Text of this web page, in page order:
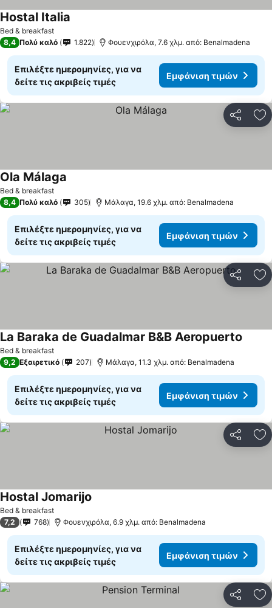
Bed & breakfast
Hostal Italia
8,4 Πολύ καλό 1.822 Φουενχιρόλα, 7.6 χλμ. από: Benalmadena
Επιλέξτε ημερομηνίες, για να
δείτε τις ακριβείς τιμές
Εμφάνιση τιμών
Bed & breakfast
Ola Málaga
8,4 Πολύ καλό 305 Μάλαγα, 19.6 χλμ. από: Benalmadena
Επιλέξτε ημερομηνίες, για να
δείτε τις ακριβείς τιμές
Εμφάνιση τιμών
Bed & breakfast
La Baraka de Guadalmar B&B Aeropuerto
9,2 Εξαιρετικό 207 Μάλαγα, 11.3 χλμ. από: Benalmadena
Επιλέξτε ημερομηνίες, για να
δείτε τις ακριβείς τιμές
Εμφάνιση τιμών
Bed & breakfast
Hostal Jomarijo
7,2 768 Φουενχιρόλα, 6.9 χλμ. από: Benalmadena
Επιλέξτε ημερομηνίες, για να
δείτε τις ακριβείς τιμές
Εμφάνιση τιμών